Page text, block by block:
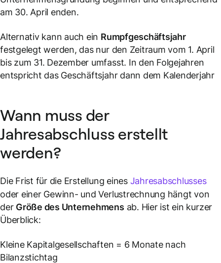
am 30. April enden.
Alternativ kann auch ein Rumpfgeschäftsjahr
festgelegt werden, das nur den Zeitraum vom 1. April
bis zum 31. Dezember umfasst. In den Folgejahren
entspricht das Geschäftsjahr dann dem Kalenderjahr
Wann muss der
Jahresabschluss erstellt
werden?
Die Frist für die Erstellung eines Jahresabschlusses
oder einer Gewinn- und Verlustrechnung hängt von
der Größe des Unternehmens ab. Hier ist ein kurzer
Überblick:
Kleine Kapitalgesellschaften = 6 Monate nach
Bilanzstichtag